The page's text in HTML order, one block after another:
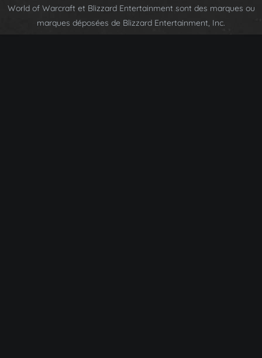
World of Warcraft et Blizzard Entertainment sont des marques ou
marques déposées de Blizzard Entertainment, Inc.